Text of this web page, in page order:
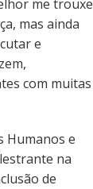
me trouxe
mas ainda
e
com muitas
Humanos e
na
de